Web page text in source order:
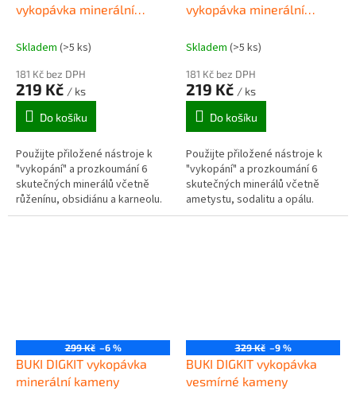
vykopávka minerální
Skladem (>5 ks)
181 Kč bez DPH
219 Kč / ks
Do košíku
Použijte přiložené nástroje k
"vykopání" a prozkoumání 6
skutečných minerálů včetně
růženínu, obsidiánu a karneolu.
vykopávka minerální
Skladem (>5 ks)
181 Kč bez DPH
219 Kč / ks
Do košíku
Použijte přiložené nástroje k
"vykopání" a prozkoumání 6
skutečných minerálů včetně
ametystu, sodalitu a opálu.
299 Kč –6 %
BUKI DIGKIT vykopávka
minerální kameny
329 Kč –9 %
BUKI DIGKIT vykopávka
vesmírné kameny